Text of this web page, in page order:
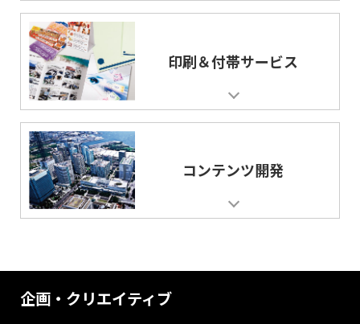
印刷＆付帯サービス
コンテンツ開発
企画・クリエイティブ